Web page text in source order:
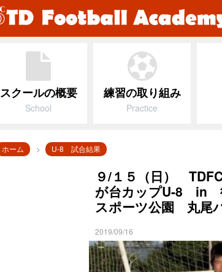
スクールの概要
School
練習の取り組み
Practice
ホーム U-8 試合結果
９/１５（日）
が台カップU-8
スポーツ公園 丸尾
2019/09/16